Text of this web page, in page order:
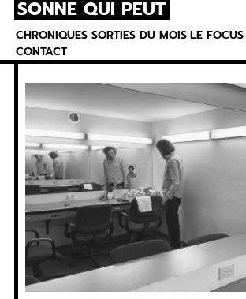
Skip
content
SONNE QUI PEUT
CHRONIQUES SORTIES DU MOIS LE FOCUS
CONTACT